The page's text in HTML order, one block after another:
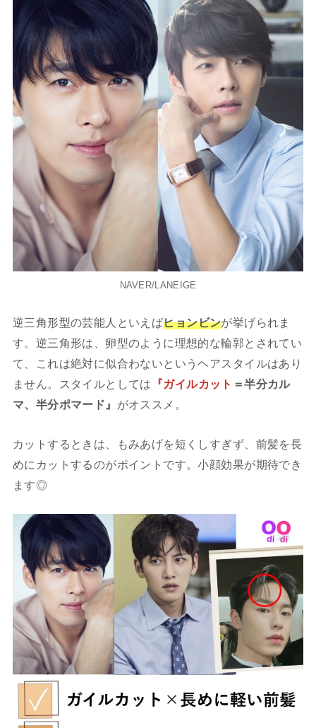
NAVER/LANEIGE
逆三角形型の芸能人といえばヒョンビンが挙げられま
す。逆三角形は、卵型のように理想的な輪郭とされてい
て、これは絶対に似合わないというヘアスタイルはあり
ません。スタイルとしては
『ガイルカット ＝半分カル
マ、半分ポマード』 がオススメ。
カットするときは、もみあげを短くしすぎず、前髪を長
めにカットするのがポイントです。小顔効果が期待でき
ます◎